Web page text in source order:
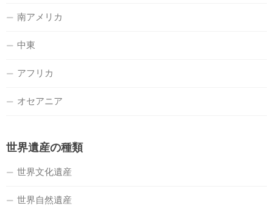
南アメリカ
中東
アフリカ
オセアニア
世界遺産の種類
世界文化遺産
世界自然遺産